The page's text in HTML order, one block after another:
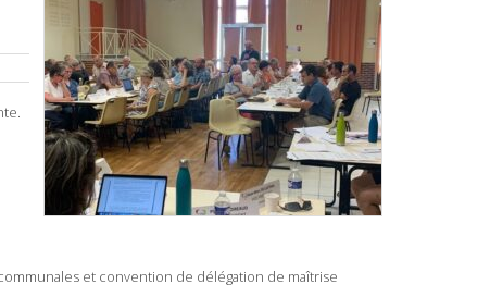
et convention de délégation de maîtrise